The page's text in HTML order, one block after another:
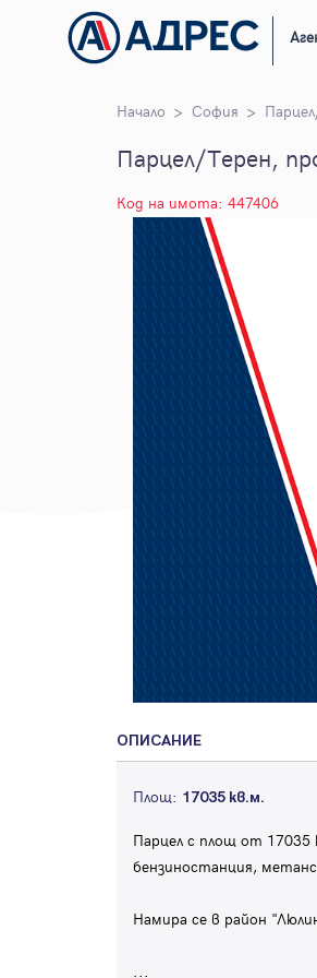
Начало София
Парцел/Терен,
Код на имота: 447406
ОПИСАНИЕ
Площ: 17035 кв.м.
Парцел с площ от 17035
бензиностанция,
Намира се в район
...